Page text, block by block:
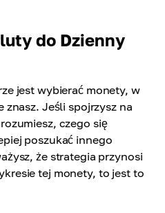
do Dzienny
jest wybierać monety, w
znasz. Jeśli spojrzysz na
czego się
poszukać innego
że strategia przynosi
tej monety, to jest to